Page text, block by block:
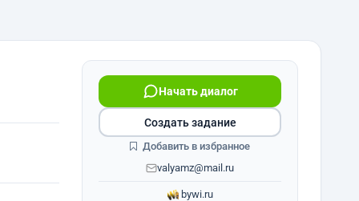
Начать диалог
valyamz@mail.ru
bywi.ru
Создать задание
Добавить в избранное